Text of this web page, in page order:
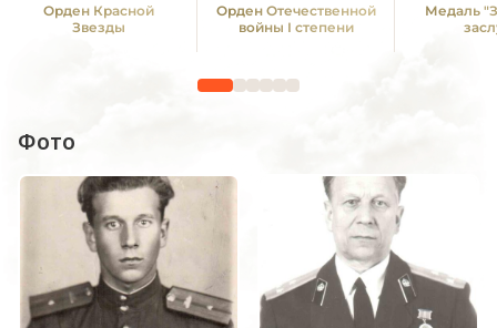
Орден Красной
Звезды
Орден Отечественной
войны I степени
Медаль
Фото